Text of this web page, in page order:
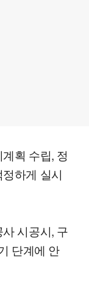
획 수립, 정
하게 실시
시공시, 구
단계에 안